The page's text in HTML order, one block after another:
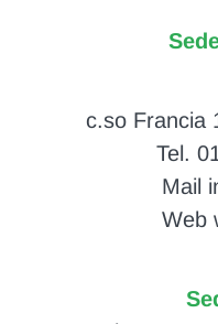
c.so Francia
Tel.
Mail
Web